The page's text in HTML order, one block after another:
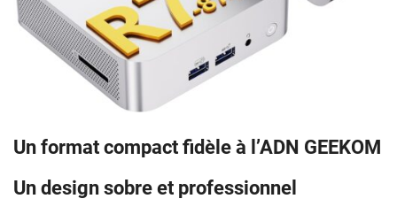
Un format compact fidèle à l’ADN GEEKOM
Un design sobre et professionnel